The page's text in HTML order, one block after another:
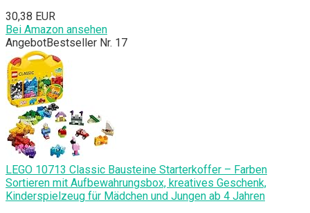
30,38 EUR
Bei Amazon ansehen
AngebotBestseller Nr. 17
LEGO 10713 Classic Bausteine Starterkoffer – Farben
Sortieren mit Aufbewahrungsbox, kreatives Geschenk,
Kinderspielzeug für Mädchen und Jungen ab 4 Jahren